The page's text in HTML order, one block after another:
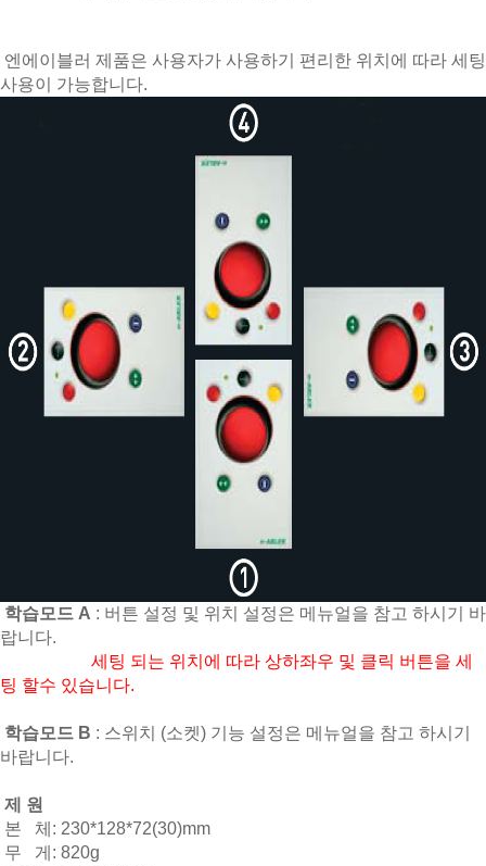
엔에이블러 제품은 사용자가 사용하기 편리한 위치에 따라 세팅
사용이 가능합니다.
학습모드 A : 버튼 설정 및 위치 설정은 메뉴얼을 참고 하시기 바
랍니다.
세팅 되는 위치에 따라 상하좌우 및 클릭 버튼을 세
팅 할수 있습니다.
학습모드 B : 스위치 (소켓) 기능 설정은 메뉴얼을 참고 하시기
바랍니다.
제 원
본 체: 230*128*72(30)mm
무 게: 820g